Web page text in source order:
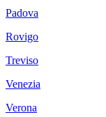
Padova
Rovigo
Treviso
Venezia
Verona